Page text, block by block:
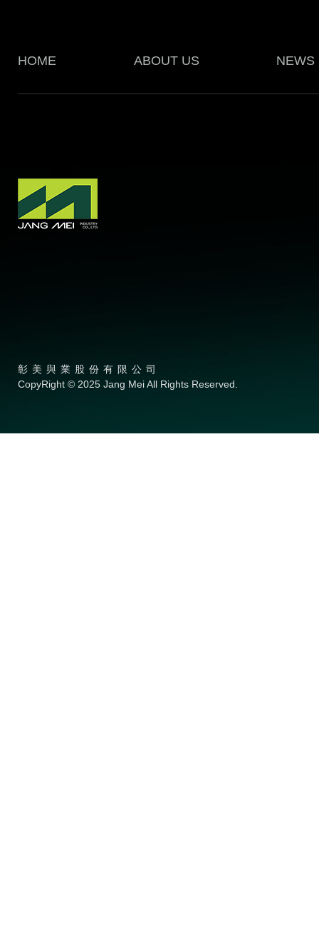
HOME ABOUT US NEWS
彰美與業股份有限公司
CopyRight © 2025 Jang Mei All Rights Reserved.